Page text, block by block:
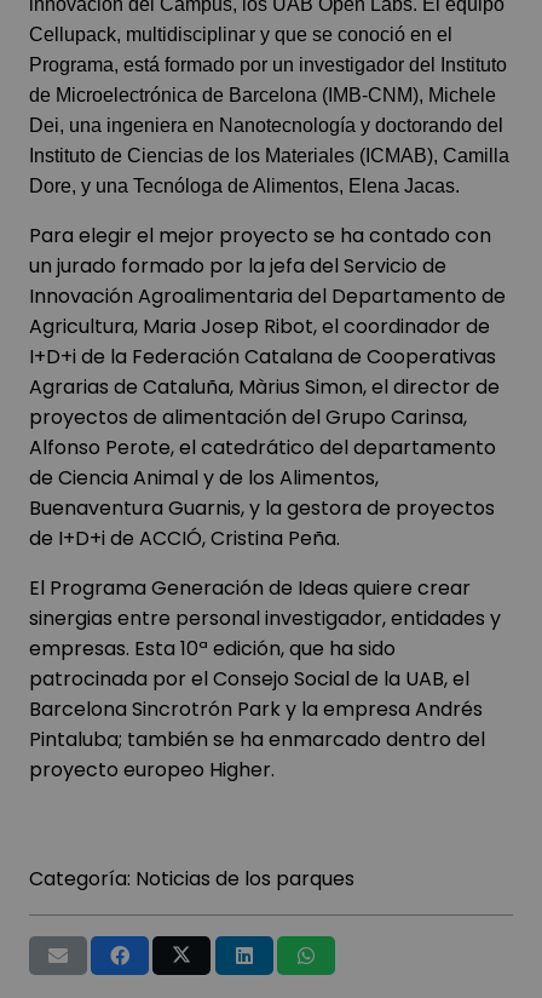
innovación del Campus, los UAB Open Labs. El equipo
Cellupack, multidisciplinar y que se conoció en el
Programa, está formado por un investigador del Instituto
de Microelectrónica de Barcelona (IMB-CNM), Michele
Dei, una ingeniera en Nanotecnología y doctorando del
Instituto de Ciencias de los Materiales (ICMAB), Camilla
Dore, y una Tecnóloga de Alimentos, Elena Jacas.
Para elegir el mejor proyecto se ha contado con
un jurado formado por la jefa del Servicio de
Innovación Agroalimentaria del Departamento de
Agricultura, Maria Josep Ribot, el coordinador de
I+D+i de la Federación Catalana de Cooperativas
Agrarias de Cataluña, Màrius Simon, el director de
proyectos de alimentación del Grupo Carinsa,
Alfonso Perote, el catedrático del departamento
de Ciencia Animal y de los Alimentos,
Buenaventura Guarnis, y la gestora de proyectos
de I+D+i de ACCIÓ, Cristina Peña.
El Programa Generación de Ideas quiere crear
sinergias entre personal investigador, entidades y
empresas. Esta 10ª edición, que ha sido
patrocinada por el Consejo Social de la UAB, el
Barcelona Sincrotrón Park y la empresa Andrés
Pintaluba; también se ha enmarcado dentro del
proyecto europeo Higher.
Categoría: Noticias de los parques